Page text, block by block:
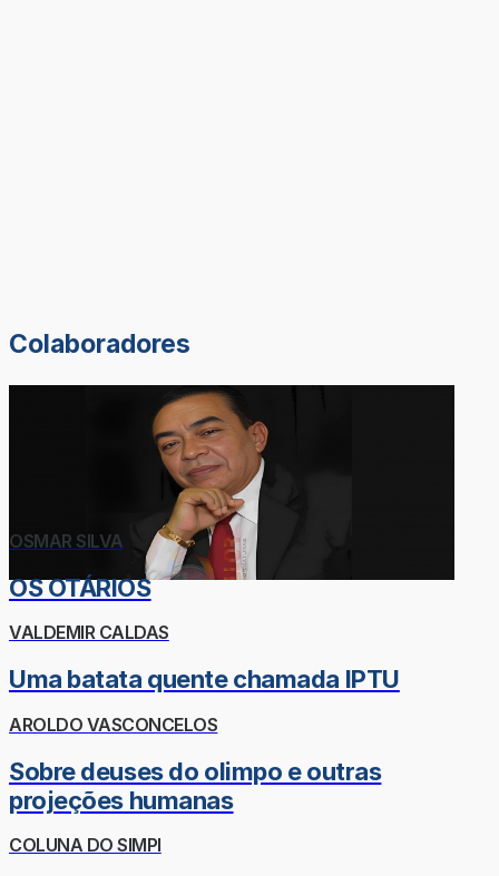
Colaboradores
OSMAR SILVA
OS OTÁRIOS
VALDEMIR CALDAS
Uma batata quente chamada IPTU
AROLDO VASCONCELOS
Sobre deuses do olimpo e outras
projeções humanas
COLUNA DO SIMPI